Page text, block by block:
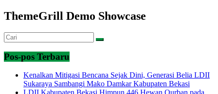
ThemeGrill Demo Showcase
Pos-pos Terbaru
Kenalkan Mitigasi Bencana Sejak Dini, Generasi Belia LDII
Sukaraya Sambangi Mako Damkar Kabupaten Bekasi